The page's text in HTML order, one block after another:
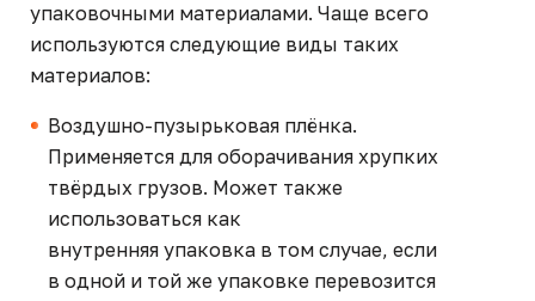
упаковочными материалами. Чаще всего
используются следующие виды таких
материалов:
Воздушно-пузырьковая плёнка.
Применяется для оборачивания хрупких
твёрдых грузов. Может также
использоваться как
внутренняя упаковка в том случае, если
в одной и той же упаковке перевозится